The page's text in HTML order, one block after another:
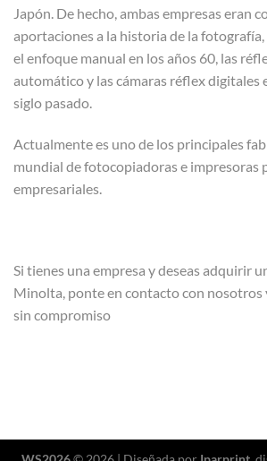
Japón. De hecho, ambas empresas eran
aportaciones a la historia de la fotografía,
el enfoque manual en los años 60, las
automático y las cámaras réflex digitales
siglo pasado.
Actualmente es uno de los principales
mundial de fotocopiadoras e impresoras
empresariales.
Si tienes una empresa y deseas adquirir
Minolta, ponte en contacto con nosotros
sin compromiso